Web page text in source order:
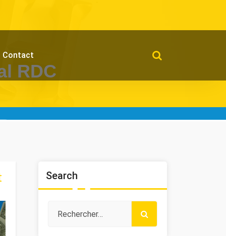
Contact
RDC
Search